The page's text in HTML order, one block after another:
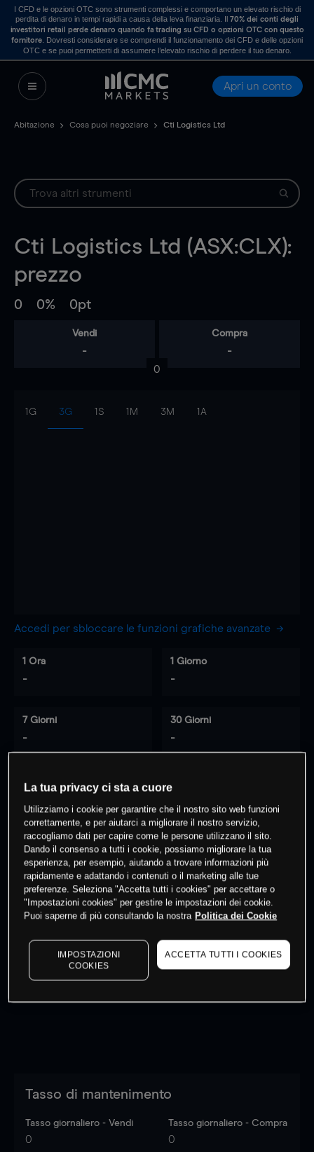
I CFD e le opzioni OTC sono strumenti complessi e comportano un elevato rischio di
perdita di denaro in tempi rapidi a causa della leva finanziaria. Il70% dei conti degli
investitori retail perde denaro quando fa trading su CFD o opzioni OTC con questo
fornitore . Dovresti considerare se comprendi il funzionamento dei CFD e delle opzioni
OTC e se puoi permetterti di assumere l’elevato rischio di perdere il tuo denaro.
Apri un conto
Abitazione Cosa puoi negoziare Cti Logistics Ltd
Cti Logistics Ltd (ASX:CLX):
prezzo
0 0% 0pt
Vendi
-
Compra
-
0
1G 3G 1S 1M 3M 1A
Accedi per sbloccare le funzioni grafiche avanzate
1 Ora
-
1 Giorno
-
7 Giorni
-
30 Giorni
-
% dei clienti hanno posizioni
questo prodotto
Fai trading
I prezzi sono solo indicativi. Accediper vedere gli ultimi
dati di mercato
to see latest market data
Tasso di mantenimento
Tasso giornaliero - Vendi
0
Tasso giornaliero - Compra
0
La tua privacy ci sta a cuore
Utilizziamo i cookie per garantire che il nostro sito web funzioni
correttamente, e per aiutarci a migliorare il nostro servizio,
raccogliamo dati per capire come le persone utilizzano il sito.
Dando il consenso a tutti i cookie, possiamo migliorare la tua
esperienza, per esempio, aiutando a trovare informazioni più
rapidamente e adattando i contenuti o il marketing alle tue
preferenze. Seleziona "Accetta tutti i cookies" per accettare o
"Impostazioni cookies" per gestire le impostazioni dei cookie.
Puoi saperne di più consultando la nostra Politica dei Cookie
IMPOSTAZIONI
COOKIES
ACCETTA TUTTI I COOKIES